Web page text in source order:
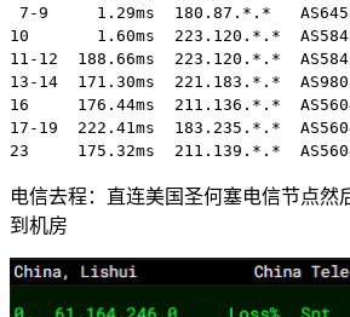
7-9     1.29ms  180.87.*.*   AS6453
10       1.60ms  223.120.*.*
11-12  188.66ms  223.120.*.*
13-14  171.30ms  221.183.*.*
16     176.44ms  211.136.*.*
17-19  222.41ms  183.235.*.*
23     175.32ms  211.139.*.*
电信去程：直连美国圣何塞电信节点然
到机房